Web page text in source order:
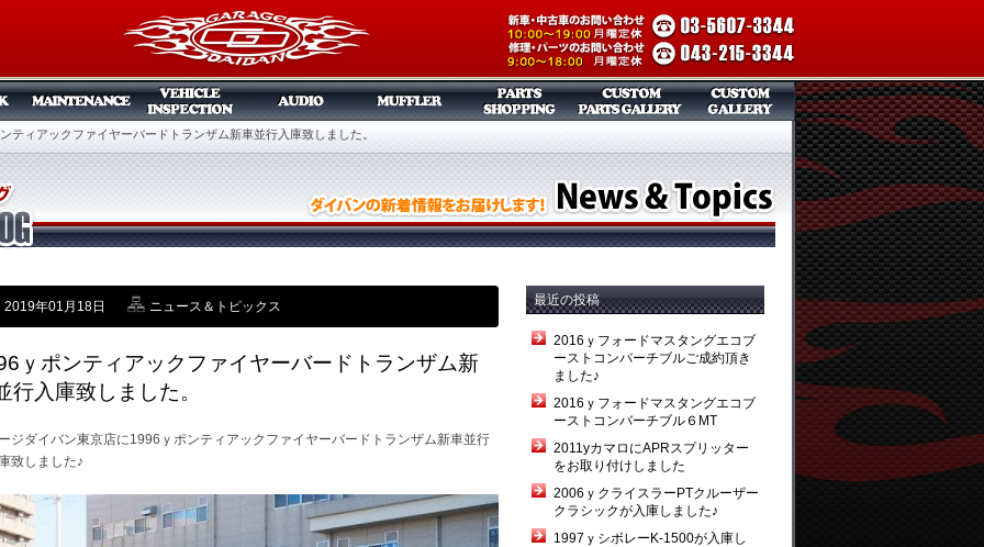
ティアックファイヤーバードトランザム新車並行入庫致しました。
2019年01月18日 ニュース＆トピックス
ｙポンティアックファイヤーバードトランザム新
行入庫致しました。
ジダイバン東京店に1996ｙポンティアックファイヤーバードトランザム新車並行
致しました♪
最近の投稿
2016ｙフォードマスタングエコブ
ーストコンバーチブルご成約頂き
ました♪
2016ｙフォードマスタングエコブ
ーストコンバーチブル６MT
2011yカマロにAPRスプリッター
をお取り付けしました
2006ｙクライスラーPTクルーザー
クラシックが入庫しました♪
1997ｙシボレーK-1500が入庫し